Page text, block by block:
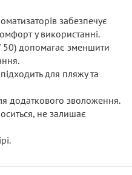
забезпечує
у використанні.
50) допомагає зменшити
для пляжу та
додаткового зволоження.
не залишає